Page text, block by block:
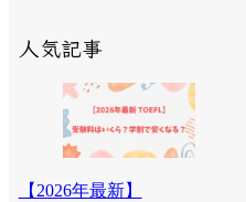
人気記事
【2026年最新】